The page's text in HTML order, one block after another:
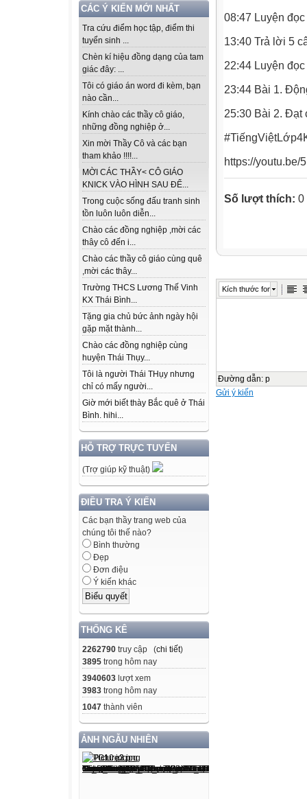
CÁC Ý KIẾN MỚI NHẤT
Tra cứu điểm học tập, điểm thi
tuyển sinh ...
Chèn kí hiệu đồng dạng của tam
giác đây: ...
Tôi có giáo án word đi kèm, bạn
nào cần...
Kính chào các thầy cô giáo,
những đồng nghiệp ở...
Xin mời Thầy Cô và các bạn
tham khảo !!!!...
MỜI CÁC THẦY< CÔ GIÁO
KNICK VÀO HÌNH SAU ĐỂ...
Trong cuộc sống đấu tranh sinh
tồn luôn luôn diễn...
Chào các đồng nghiệp ,mời các
thây cô đến i...
Chào các thầy cô giáo cùng quê
,mời các thây...
Trường THCS Lương Thế Vinh
KX Thái Bình...
Tặng gia chủ bức ảnh ngày hội
gặp mặt thành...
Chào các đồng nghiệp cùng
huyện Thái Thụy...
Tôi là người Thái THụy nhưng
chỉ có mấy người...
Giờ mới biết thày Bắc quê ở Thái
Bình. hihi...
HỖ TRỢ TRỰC TUYẾN
(Trợ giúp kỹ thuật)
ĐIỀU TRA Ý KIẾN
Các bạn thầy trang web của
chúng tôi thế nào?
Bình thường
Đẹp
Đơn điệu
Ý kiến khác
THỐNG KÊ
2262790 truy cập (chi tiết)
3895 trong hôm nay
3940603 lượt xem
3983 trong hôm nay
1047 thành viên
ẢNH NGẪU NHIÊN
08:47 Luyện
13:40 Trả lời 5
22:44 Luyện
23:44 Bài 1.
25:30 Bài 2. Đạt
https://youtu.be/
Số lượt thích: 0
Kích thước font
Đường dẫn: p
Gửi ý kiến